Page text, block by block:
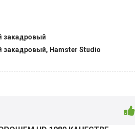
закадровый
Hamster Studio